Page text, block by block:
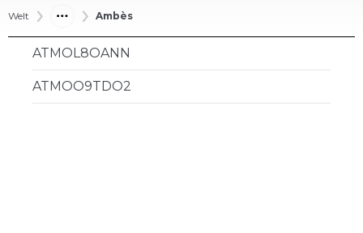
Welt Ambès
ATMOL8OANN
ATMOO9TDO2